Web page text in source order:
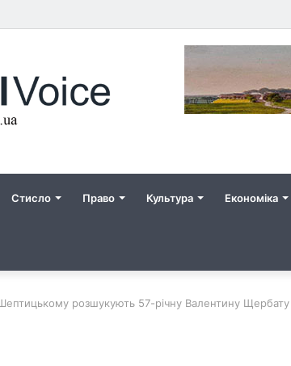
Стисло Право Культура Економіка
розшукують 57-річну Валентину Щербату